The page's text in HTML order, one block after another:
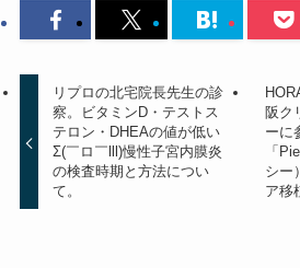
リプロの北宅院長先生の診
察。ビタミンD・テストス
テロン・DHEAの値が低い
Σ(￣ロ￣lll)慢性子宮内膜炎
の検査時期と方法につい
て。
阪ク
ーに
「
シー
ア移